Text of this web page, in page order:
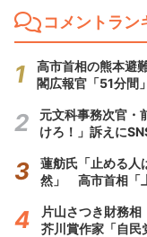
コメントラン
高市首相の熊本避
閣広報官「51分間
元文科事務次官・
けろ！」訴えに
蓮舫氏「止める人
然」 高市首相「
片山さつき財務
芥川賞作家「自民